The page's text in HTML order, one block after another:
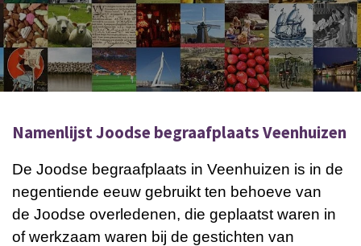
Namenlijst Joodse begraafplaats Veenhuizen
De Joodse begraafplaats in Veenhuizen is in de
negentiende eeuw gebruikt ten behoeve van
de Joodse overledenen, die geplaatst waren in
of werkzaam waren bij de gestichten van